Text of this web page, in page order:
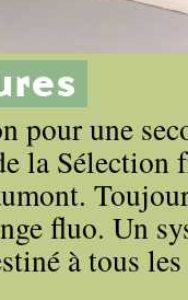
pour une
la Sélection
fluo. Un
à tous